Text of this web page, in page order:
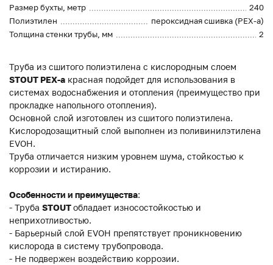
Размер бухты, метр
240
Полиэтилен
пероксидная сшивка (PEX-a)
Толщина стенки трубы, мм
2
Труба из сшитого полиэтилена с кислородным слоем
STOUT PEX-a красная подойдет для использования в
системах водоснабжения и отопления (преимущество при
прокладке напольного отопления).
Основной слой изготовлен из сшитого полиэтилена.
Кислородозащитный слой выполнен из поливинилэтилена
EVOH.
Труба отличается низким уровнем шума, стойкостью к
коррозии и истиранию.
Особенности и преимущества:
- Труба STOUTобладает износостойкостью и
неприхотливостью.
- Барьерный слой EVOH препятствует проникновению
кислорода в систему трубопровода.
- Не подвержен воздействию коррозии.